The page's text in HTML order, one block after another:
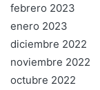
febrero 2023
enero 2023
diciembre 2022
noviembre 2022
octubre 2022